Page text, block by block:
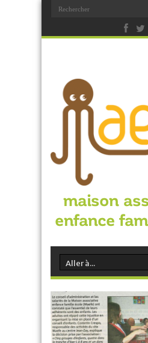
maison
enfance